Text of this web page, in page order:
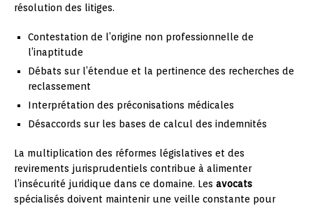
résolution des litiges.
Contestation de l’origine non professionnelle de
l’inaptitude
Débats sur l’étendue et la pertinence des recherches de
reclassement
Interprétation des préconisations médicales
Désaccords sur les bases de calcul des indemnités
La multiplication des réformes législatives et des
revirements jurisprudentiels contribue à alimenter
l’insécurité juridique dans ce domaine. Les avocats
spécialisés doivent maintenir une veille constante pour